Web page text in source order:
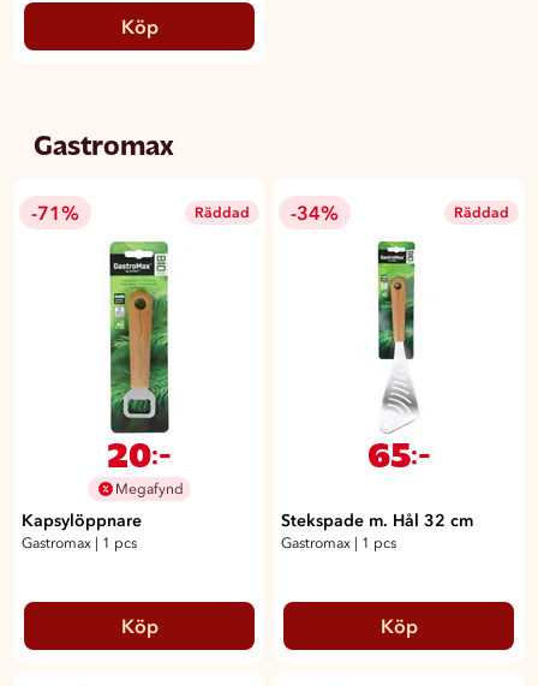
Köp
Gastromax
-71% Räddad
20:-
Megafynd
Kapsylöppnare
Gastromax | 1 pcs
Köp
-34% Räddad
65:-
Stekspade m. Hål 32 cm
Gastromax | 1 pcs
Köp